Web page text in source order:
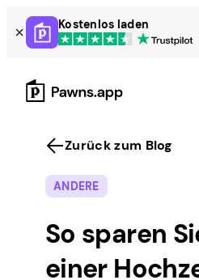
Skip
to
content
Kostenlos laden
Zurück zum Blog
ANDERE
So sparen
einer